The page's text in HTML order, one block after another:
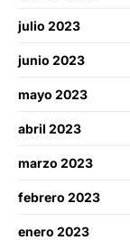
julio 2023
junio 2023
mayo 2023
abril 2023
marzo 2023
febrero 2023
enero 2023